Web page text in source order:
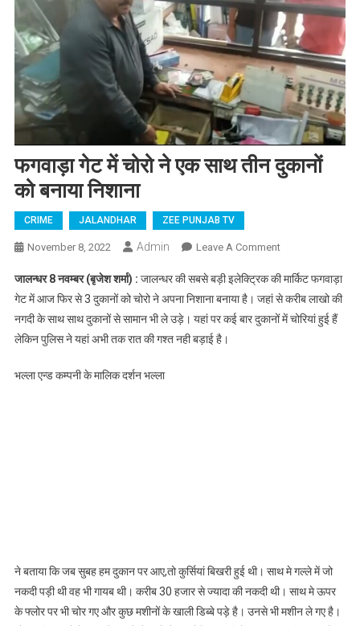
फगवाड़ा गेट में चोरो ने एक साथ तीन दुकानों
को बनाया निशाना
CRIME JALANDHAR ZEE PUNJAB TV
November 8, 2022 Admin Leave A CommentOn फगवाड़ा गेट
साथ तीन दुकानों
को बनाया निशाना
जालन्धर 8 नवम्बर (बृजेश शर्मा) : जालन्धर की सबसे बड़ी इलेक्ट्रिक की मार्किट फगवाड़ा
गेट में आज फिर से 3 दुकानों को चोरो ने अपना निशाना बनाया है। जहां से करीब लाखो की
नगदी के साथ साथ दुकानों से सामान भी ले उड़े। यहां पर कई बार दुकानों में चोरियां हुई हैं
लेकिन पुलिस ने यहां अभी तक रात की गश्त नही बड़ाई है।
भल्ला एन्ड कम्पनी के मालिक दर्शन भल्ला
ने बताया कि जब सुबह हम दुकान पर आए,तो कुर्सियां बिखरी हुई थी। साथ मे गल्ले में जो
नकदी पड़ी थी वह भी गायब थी। करीब 30 हजार से ज्यादा की नकदी थी। साथ मे ऊपर
के फ्लोर पर भी चोर गए और कुछ मशीनों के खाली डिब्बे पड़े है। उनसे भी मशीन ले गए है।